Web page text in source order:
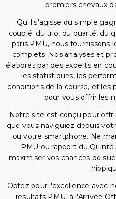
premiers chevaux
Qu'il s'agisse du simple
couplé, du trio, du quarté, du
paris PMU, nous fournissons
complets. Nos analyses et
élaborés par des experts en
les statistiques, les
conditions de la course, et les
pour vous offrir les
Notre site est conçu pour
que vous naviguiez depuis
ou votre smartphone. Ne
PMU ou rapport du
maximiser vos chances de
Optez pour l'excellence avec
résultats PMU, à l'Arrivée